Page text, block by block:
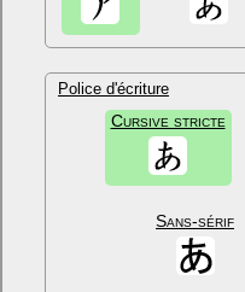
Police d'écriture
Cursive stricte
Sans-sérif